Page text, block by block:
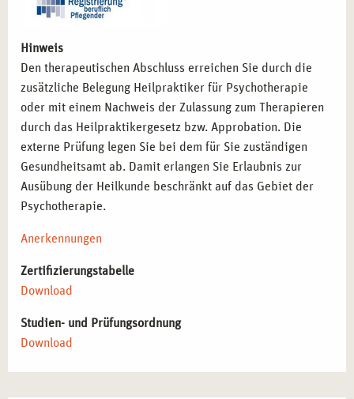
Hinweis
Den therapeutischen Abschluss erreichen Sie durch die
zusätzliche Belegung Heilpraktiker für Psychotherapie
oder mit einem Nachweis der Zulassung zum Therapieren
durch das Heilpraktikergesetz bzw. Approbation. Die
externe Prüfung legen Sie bei dem für Sie zuständigen
Gesundheitsamt ab. Damit erlangen Sie Erlaubnis zur
Ausübung der Heilkunde beschränkt auf das Gebiet der
Psychotherapie.
Anerkennungen
Zertifizierungstabelle
Download
Studien- und Prüfungsordnung
Download